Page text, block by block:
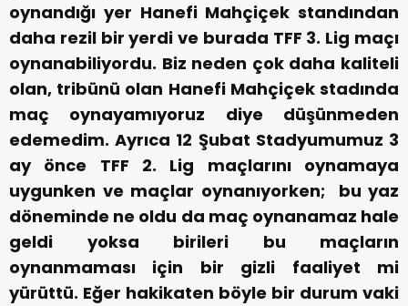
oynandığı yer Hanefi Mahçiçek standından
daha rezil bir yerdi ve burada TFF 3. Lig maçı
oynanabiliyordu. Biz neden çok daha kaliteli
olan, tribünü olan Hanefi Mahçiçek stadında
maç oynayamıyoruz diye düşünmeden
edemedim. Ayrıca 12 Şubat Stadyumumuz 3
ay önce TFF 2. Lig maçlarını oynamaya
uygunken ve maçlar oynanıyorken; bu yaz
döneminde ne oldu da maç oynanamaz hale
geldi yoksa birileri bu maçların
oynanmaması için bir gizli faaliyet mi
yürüttü. Eğer hakikaten böyle bir durum vaki